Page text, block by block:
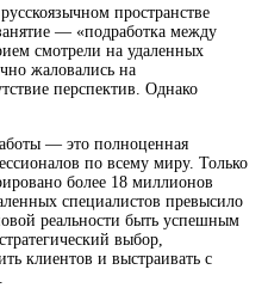
пространстве
— «подработка между
смотрели на удаленных
жаловались на
перспектив. Однако
— это полноценная
по всему миру. Только
более 18 миллионов
специалистов превысило
реальности быть успешным
выбор,
клиентов и выстраивать с